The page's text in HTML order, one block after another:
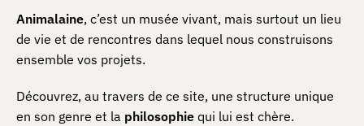
Animalaine, c’est un musée vivant, mais surtout un lieu
de vie et de rencontres dans lequel nous construisons
ensemble vos projets.
Découvrez, au travers de ce site, une structure unique
en son genre et la philosophie qui lui est chère.